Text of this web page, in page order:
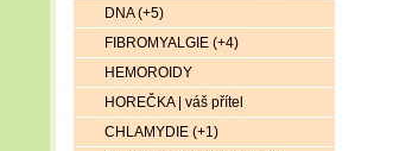
DNA (+5)
FIBROMYALGIE (+4)
HEMOROIDY
HOREČKA | váš přítel
CHLAMYDIE (+1)